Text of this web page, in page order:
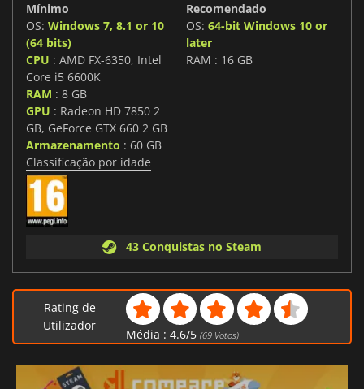
Mínimo
OS: Windows 7, 8.1 or 10
(64 bits)
CPU : AMD FX-6350, Intel
Core i5 6600K
RAM : 8 GB
GPU : Radeon HD 7850 2
GB, GeForce GTX 660 2 GB
Armazenamento : 60 GB
Recomendado
OS: 64-bit Windows 10 or
later
RAM : 16 GB
Classificação por idade
43 Conquistas no Steam
Rating de
Utilizador
Média : 4.6/5 (69Votos)